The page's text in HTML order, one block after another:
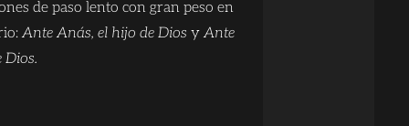
de paso lento con gran peso en
Ante Anás, el hijo de DiosyAnte
Dios.